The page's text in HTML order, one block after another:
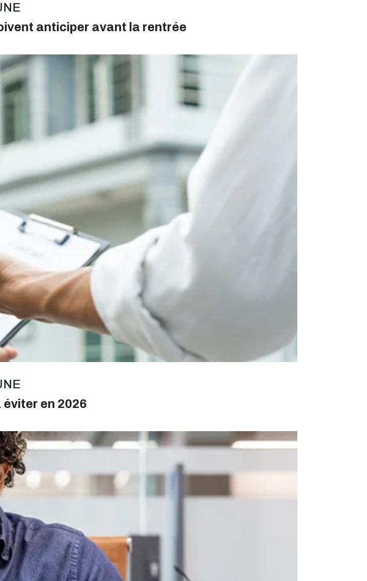
anticiper avant la rentrée
en 2026